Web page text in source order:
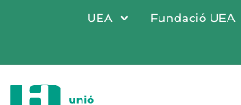
UEA Fundació UEA